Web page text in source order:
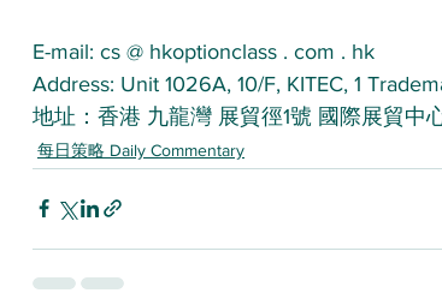
E-mail: cs @ hkoptionclass . com . hk
Address: Unit 1026A, 10/F, KITEC, 1
地址：香港 九龍灣 展貿徑1號 國際展貿中
每日策略 Daily Commentary